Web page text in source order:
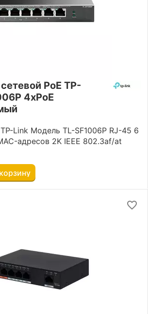
PoE TP-
4xPoE
Link Модель TL-SF1006P RJ-45 6
адресов 2K IEEE 802.3af/at